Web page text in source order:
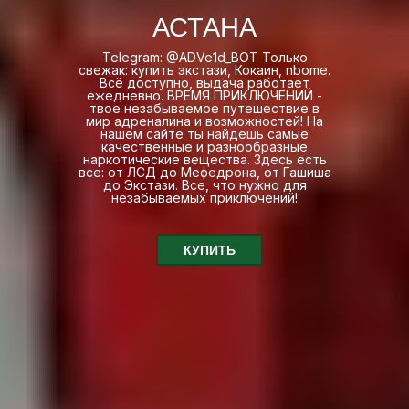
АСТАНА
Telegram: @ADVe1d_BOT Только
свежак: купить экстази, Кокаин, nbome.
Всё доступно, выдача работает
ежедневно. ВРЕМЯ ПРИКЛЮЧЕНИЙ -
твое незабываемое путешествие в
мир адреналина и возможностей! На
нашем сайте ты найдешь самые
качественные и разнообразные
наркотические вещества. Здесь есть
все: от ЛСД до Мефедрона, от Гашиша
до Экстази. Все, что нужно для
незабываемых приключений!
КУПИТЬ